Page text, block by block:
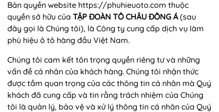
Bản quyền website https://phuhieuoto.com thuộc
quyền sở hữu của TẬP ĐOÀN TÔ CHÂU ĐÔNG Á(sau
đây gọi là Chúng tôi), là Công ty cung cấp dịch vụ làm
phù hiệu ô tô hàng đầu Việt Nam.
Chúng tôi cam kết tôn trọng quyền riêng tư và những
vấn đề cá nhân của khách hàng. Chúng tôi nhận thức
được tầm quan trọng của các thông tin cá nhân mà Quý
khách đã cung cấp và tin rằng trách nhiệm của Chúng
tôi là quản lý, bảo vệ và xử lý thông tin cá nhân của Quý